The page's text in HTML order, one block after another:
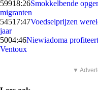
59918:26Smokkelbende
migranten
54517:47Voedselprijzen
jaar
5004:46Niewiadoma
Ventoux
▼